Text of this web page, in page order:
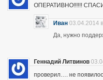
ОПЕРАТИВНО!!!!!!
Иван 03.04.2014
Да, нужно
Геннадий Литвинов
проверил…. не